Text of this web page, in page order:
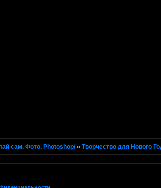
сам. Фото. Photoshop/ »Творчество для Нового